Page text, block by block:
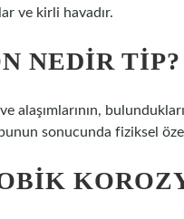
ve kirli havadır.
NEDIR TIP?
alaşımlarının,
sonucunda fiziksel